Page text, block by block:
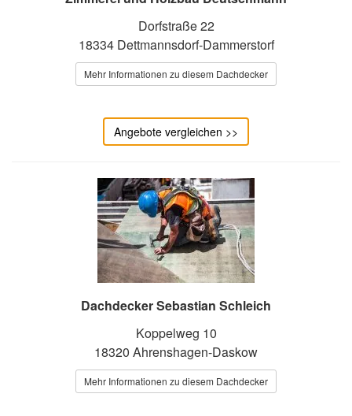
Dorfstraße 22
18334 Dettmannsdorf-Dammerstorf
Mehr Informationen zu diesem Dachdecker
Angebote vergleichen >>
Dachdecker Sebastian Schleich
Koppelweg 10
18320 Ahrenshagen-Daskow
Mehr Informationen zu diesem Dachdecker